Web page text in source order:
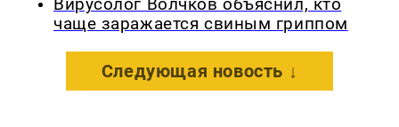
Вирусолог Волчков объяснил, кто
чаще заражается свиным гриппом
Следующая новость ↓